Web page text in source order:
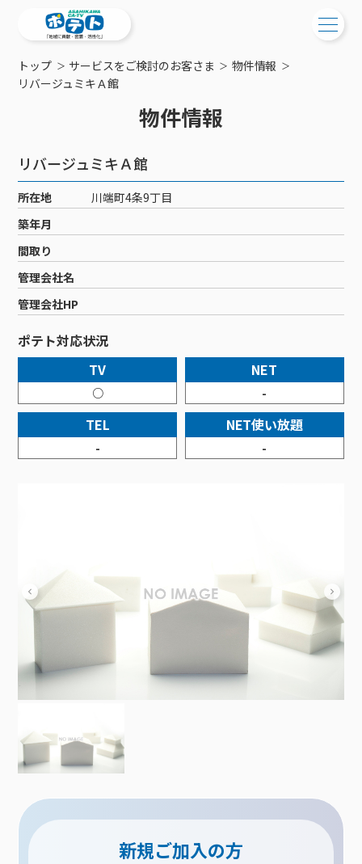
ご検討中の方
工事・配線について
新居をご検討中の方へ
ポテトを導入している集合住宅
物件情報
特典・キャンペーン
おトクな割引サービス
ご加入中の方
ご加入中のサービス確認・変更
WEBメール
サポートサービス
サポートサービストップ
リモートコール
回線速度測定
接続・設定⽅法
訪問サポート＆サポートパックサービス料⾦表
新着情報
メンテナンス・障害情報
ポテトからのプレゼント
イベントカレンダー
講座のご案内
サービス案内
サービス案内
ケーブルテレビ
ケーブルテレビトップ
チャンネル紹介
料⾦プラン
NHK衛星受信料団体⼀括⽀払
機器⼀覧
インターネット
インターネットトップ
料⾦プラン
Wi-Fiサービス
ポテトホーム防犯カメラ
オプションサービス
インターネットギガシェアプラン
固定電話
固定電話トップ
基本料⾦・通話料⾦
オプションサービス
auスマートバリュー
auまとめトーク
ポテトスマートフォントップ
料⾦プラン
機種⼀覧
オプションサービス
でんき
でんきトップ
ポラリンでんき×ポテト
ポテトでんき
暮らしを快適にするサービス
暮らしを快適にするサービストップ
ポテトライフメール
コミチャン
お困りの方はこちら
会社案内
メンテナンス
障害情報
トップ サービスをご検討のお客さま
物件情報
リバージュミキＡ館
物件情報
リバージュミキＡ館
所在地
川端町4条9丁目
築年月
間取り
管理会社名
管理会社HP
ポテト対応状況
TV
○
NET
-
TEL
-
NET使い放題
-
新規ご加入の方